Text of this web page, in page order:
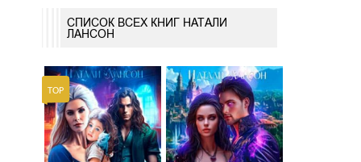
СПИСОК ВСЕХ КНИГ НАТАЛИ
ЛАНСОН